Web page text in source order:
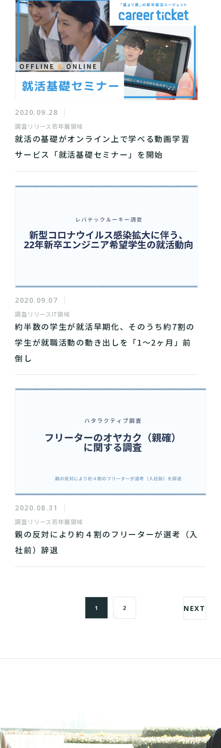
2020.09.28
調査リリース 若年層領域
就活の基礎がオンライン上で学べる動画学習
サービス「就活基礎セミナー」を開始
2020.09.07
調査リリース IT領域
約半数の学生が就活早期化、そのうち約7割の
学生が就職活動の動き出しを「1～2ヶ月」前
倒し
2020.08.31
調査リリース 若年層領域
親の反対により約４割のフリーターが選考（入
社前）辞退
1 2 NEXT